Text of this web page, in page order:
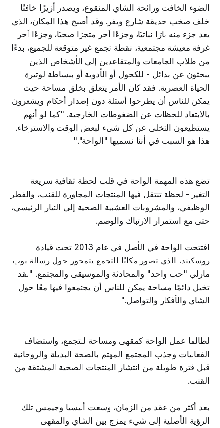
الضوء الخافت ورائحة الشاي المنقوع، ويصدر أزيزًا خافتًا
خلف صخب حديقة شارع ويفر. وقد أصبح هذا المكان، الذي
يعد جزء منه بارًا نباتيًا، وجزءًا آخر متجرًا صحيًا، وجزءًا آخر
غرفة معيشة مجتمعية، نقطة تجمع غير متوقعة للجميع، بدءًا
من طلاب الجامعات والمتقاعدين إلى الأشخاص الذين
يبحثون عن بدائل - للكحول أو الأدوية أو ببساطة لوتيرة
الحياة العصرية. فقد كان الأمر يتعلق بخلق مساحة حيث
يمكن للناس أن يطرحوا أسئلة دون إصدار أحكام ويشعرون
بالابتعاد للحظات عن الضغوطات الخارجية. "كما لو أنهم
يستطيعون التخلي عن كل شيء لبعض الوقت والاسترخاء.
هذا هو السبب في أننا نسميها "الواحة"."
تضع هذه المهمة الواحة في قلب لحظة ثقافية سريعة
التغير - لحظة تنتقل فيها المنتجات المجاورة للقنب، والفطر
الوظيفي، والمشروبات العشبية الصحية إلى التيار الرئيسي،
حتى مع استمرار الارتباك والوصم.
افتتحت الواحة في الأصل في عام 2013 تحت قيادة
روسكيند، الذي تصور مكانًا للتجمع يتمحور حول رسالة بوب
مارلي "حب واحد" والمحادثة والموسيقى والمجتمع. "لقد
تخيل دائمًا مساحة يمكن للناس أن يجتمعوا فيها معًا حول
الشاي والأفكار والتواصل."
لطالما عمل الواحة كمقهى ومساحة للتجمع، واستضاف
الفعاليات وجذب المجتمع المهتم بالصحة البديلة والروحانية
قبل فترة طويلة من انتشار المنتجات الصحية المشتقة من
القنب.
بعد أكثر من عقد من الزمان، وسعت أليسيا وجيمس تلك
الرؤية الأصلية إلى شيء يمزج بين الشاي والمقهى